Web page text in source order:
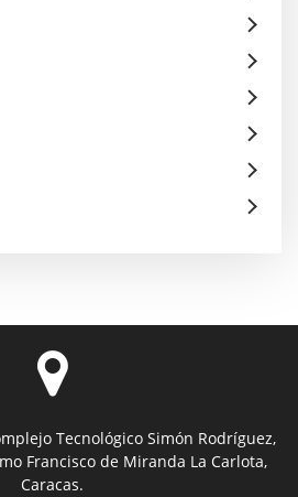
Tecnológico Simón Rodríguez,
Francisco de Miranda La Carlota,
Caracas.